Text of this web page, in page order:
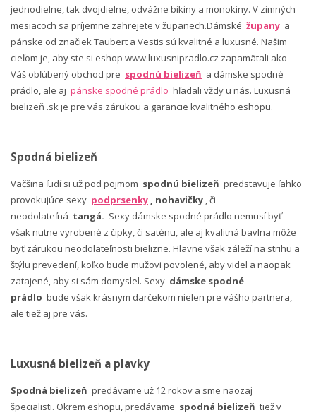
jednodielne, tak dvojdielne, odvážne bikiny a monokiny. V zimných
mesiacoch sa príjemne zahrejete v županech.Dámské župany a
pánske od značiek Taubert a Vestis sú kvalitné a luxusné. Našim
cieľom je, aby ste si eshop www.luxusnipradlo.cz zapamätali ako
Váš obľúbený obchod pre spodnú bielizeň a dámske spodné
prádlo, ale aj pánske spodné prádlo hľadali vždy u nás. Luxusná
bielizeň .sk je pre vás zárukou a garancie kvalitného eshopu.
Spodná bielizeň
Väčšina ľudí si už pod pojmom spodnú bielizeň predstavuje ľahko
provokujúce sexy podprsenky , nohavičky , či
neodolateľná tangá. Sexy dámske spodné prádlo nemusí byť
však nutne vyrobené z čipky, či saténu, ale aj kvalitná bavlna môže
byť zárukou neodolateľnosti bielizne. Hlavne však záleží na strihu a
štýlu prevedení, koľko bude mužovi povolené, aby videl a naopak
zatajené, aby si sám domyslel. Sexy dámske spodné
prádlo bude však krásnym darčekom nielen pre vášho partnera,
ale tiež aj pre vás.
Luxusná bielizeň a plavky
Spodná bielizeň predávame už 12 rokov a sme naozaj
špecialisti. Okrem eshopu, predávame spodná bielizeň tiež v